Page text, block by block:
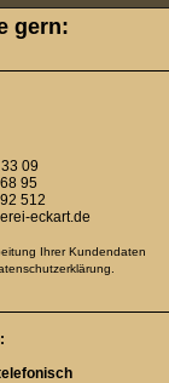
gern:
09
95
512
eckart.de
Ihrer Kundendaten